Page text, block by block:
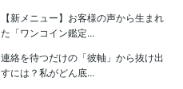
【新メニュー】お客様の声から生まれ
た「ワンコイン鑑定...
連絡を待つだけの「彼軸」から抜け出
すには？私がどん底...